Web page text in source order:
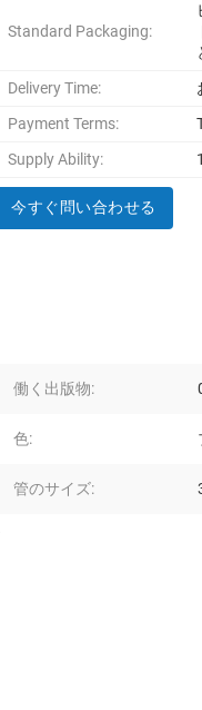
Standard Packaging:
Delivery Time:
Payment Terms:
Supply Ability:
今すぐ問い合わせる
働く出版物:
色:
管のサイズ: